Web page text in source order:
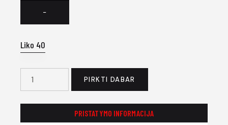
−
Liko 40
PIRKTI DABAR
PRISTATYMO INFORMACIJA